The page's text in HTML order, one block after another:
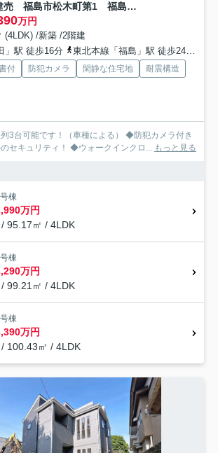
新築戸建・新築建売 福島市松木町第1 福島第二小・福島第二中
万円
(4LDK) /新築 /2階建
」駅 徒歩16分
東北本線「福島」駅 徒歩24分
付 防犯カメラ 閑静な住宅地
耐震構造
3台可能です！（車種による） ◆防犯カメラ付き
セキュリティ！ ◆ウォークインクロ... もっと見る
棟
万円
95.17㎡ / 4LDK
棟
万円
99.21㎡ / 4LDK
棟
万円
100.43㎡ / 4LDK